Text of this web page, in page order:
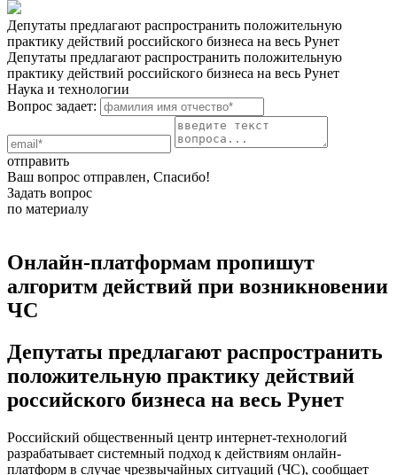
Депутаты предлагают распространить положительную
практику действий российского бизнеса на весь Рунет
Депутаты предлагают распространить положительную
практику действий российского бизнеса на весь Рунет
Наука и технологии
Вопрос задает:
отправить
Ваш вопрос отправлен, Спасибо!
Задать вопрос
по материалу
Онлайн-платформам пропишут
алгоритм действий при возникновении
ЧС
Депутаты предлагают распространить
положительную практику действий
российского бизнеса на весь Рунет
Российский общественный центр интернет-технологий
разрабатывает системный подход к действиям онлайн-
платформ в случае чрезвычайных ситуаций (ЧС), сообщает